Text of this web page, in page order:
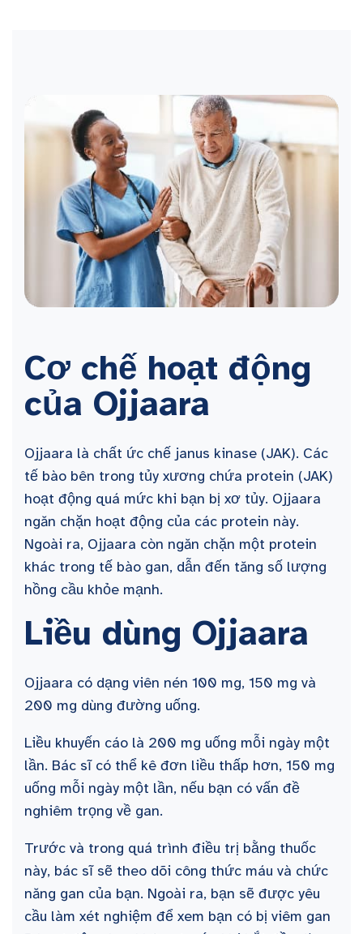
Cơ chế hoạt động
của Ojjaara
Ojjaara là chất ức chế janus kinase (JAK). Các
tế bào bên trong tủy xương chứa protein (JAK)
hoạt động quá mức khi bạn bị xơ tủy. Ojjaara
ngăn chặn hoạt động của các protein này.
Ngoài ra, Ojjaara còn ngăn chặn một protein
khác trong tế bào gan, dẫn đến tăng số lượng
hồng cầu khỏe mạnh.
Liều dùng Ojjaara
Ojjaara có dạng viên nén 100 mg, 150 mg và
200 mg dùng đường uống.
Liều khuyến cáo là 200 mg uống mỗi ngày một
lần. Bác sĩ có thể kê đơn liều thấp hơn, 150 mg
uống mỗi ngày một lần, nếu bạn có vấn đề
nghiêm trọng về gan.
Trước và trong quá trình điều trị bằng thuốc
này, bác sĩ sẽ theo dõi công thức máu và chức
năng gan của bạn. Ngoài ra, bạn sẽ được yêu
cầu làm xét nghiệm để xem bạn có bị viêm gan